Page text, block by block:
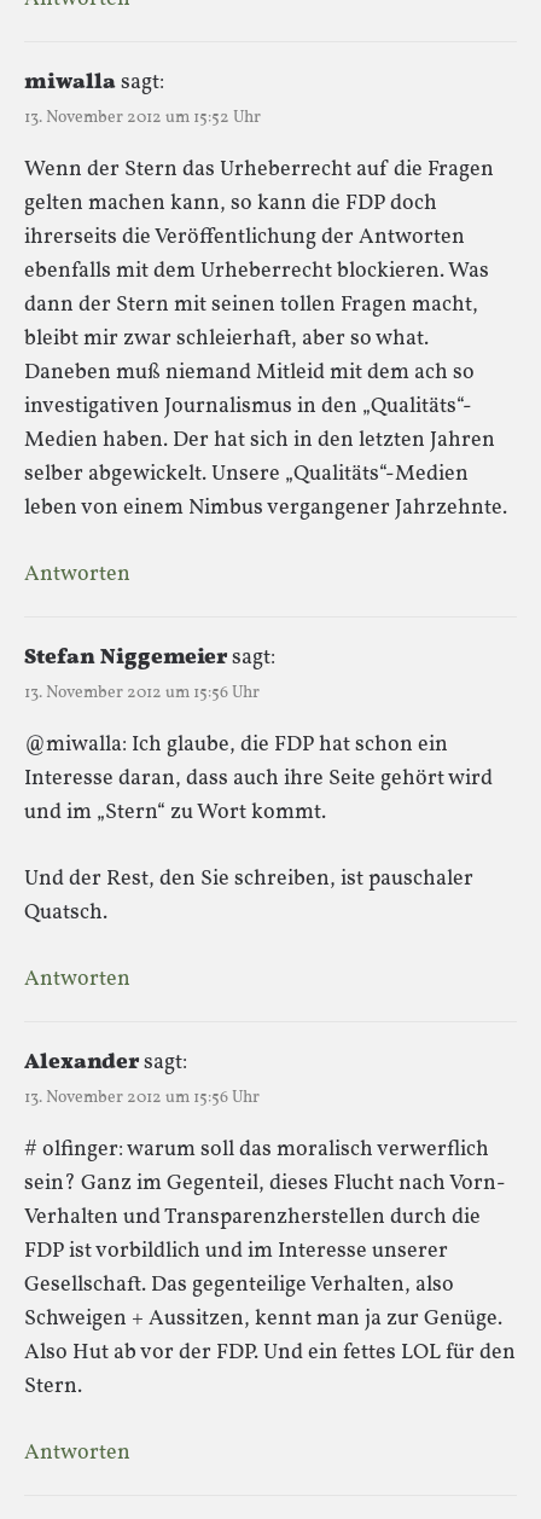
miwallasagt:
13. November 2012 um 15:52 Uhr
Wenn der Stern das Urheberrecht auf die Fragen
gelten machen kann, so kann die FDP doch
ihrerseits die Veröffentlichung der Antworten
ebenfalls mit dem Urheberrecht blockieren. Was
dann der Stern mit seinen tollen Fragen macht,
bleibt mir zwar schleierhaft, aber so what.
Daneben muß niemand Mitleid mit dem ach so
investigativen Journalismus in den „Qualitäts“-
Medien haben. Der hat sich in den letzten Jahren
selber abgewickelt. Unsere „Qualitäts“-Medien
leben von einem Nimbus vergangener Jahrzehnte.
Antworten
Stefan Niggemeiersagt:
13. November 2012 um 15:56 Uhr
@miwalla: Ich glaube, die FDP hat schon ein
Interesse daran, dass auch ihre Seite gehört wird
und im „Stern“ zu Wort kommt.
Und der Rest, den Sie schreiben, ist pauschaler
Quatsch.
Antworten
Alexandersagt:
13. November 2012 um 15:56 Uhr
# olfinger: warum soll das moralisch verwerflich
sein? Ganz im Gegenteil, dieses Flucht nach Vorn-
Verhalten und Transparenzherstellen durch die
FDP ist vorbildlich und im Interesse unserer
Gesellschaft. Das gegenteilige Verhalten, also
Schweigen + Aussitzen, kennt man ja zur Genüge.
Also Hut ab vor der FDP. Und ein fettes LOL für den
Stern.
Antworten